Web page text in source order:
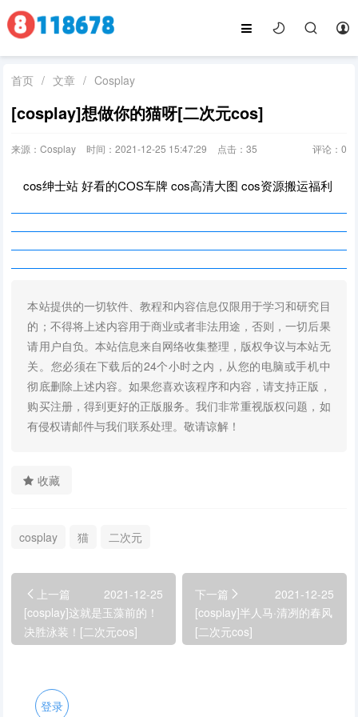
首页 / 文章 / Cosplay
[cosplay]想做你的猫呀[二次元cos]
来源：Cosplay 时间：2021-12-25 15:47:29 点击：35 评论： 0
cos绅士站 好看的COS车牌 cos高清大图 cos资源搬运福利
本站提供的一切软件、教程和内容信息仅限用于学习和研究目
的；不得将上述内容用于商业或者非法用途，否则，一切后果
请用户自负。本站信息来自网络收集整理，版权争议与本站无
关。您必须在下载后的24个小时之内，从您的电脑或手机中
彻底删除上述内容。如果您喜欢该程序和内容，请支持正版，
购买注册，得到更好的正版服务。我们非常重视版权问题，如
有侵权请邮件与我们联系处理。敬请谅解！
收藏
cosplay 猫 二次元
上一篇
2021-12-25
[cosplay]​这就是玉藻前的！
决胜泳装！[二次元cos]
下一篇
2021-12-25
[cosplay]半人马·清冽的春风
[二次元cos]
登录